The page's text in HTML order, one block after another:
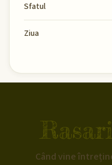
Sfatul
Ziua
Când vine